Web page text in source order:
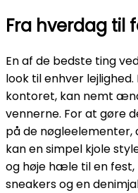
Fra hverdag til
En af de bedste ting
look til enhver
kontoret, kan nemt
vennerne. For at gøre
på de
kan en simpel kjole
og høje hæle til en
sneakers og en